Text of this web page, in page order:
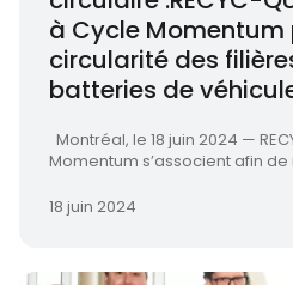
à Cycle
circularité des
batteries de
Montréal, le 18 juin 2024 —
Momentum s’associent afin de
18 juin 2024